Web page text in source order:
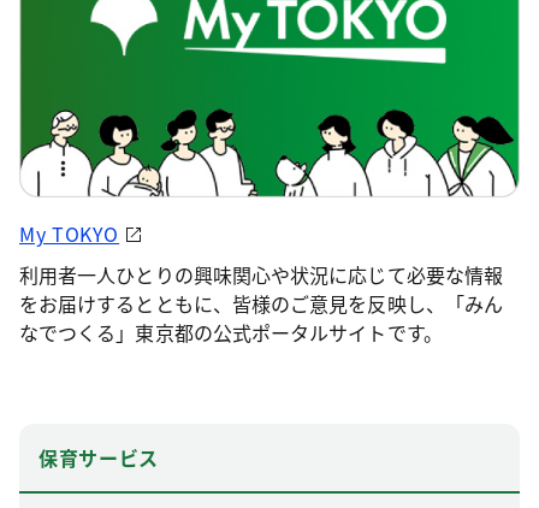
My TOKYO
利用者一人ひとりの興味関心や状況に応じて必要な情報
をお届けするとともに、皆様のご意見を反映し、「みん
なでつくる」東京都の公式ポータルサイトです。
保育サービス